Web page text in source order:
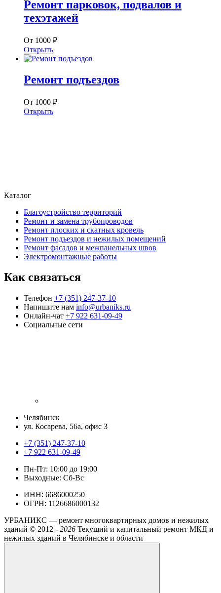
Ремонт парковок, подвалов и
техэтажей
От 1000 ₽
Открыть
Ремонт подъездов
От 1000 ₽
Открыть
Каталог
Благоустройство территорий
Ремонт и замена трубопроводов
Ремонт плоских и скатных кровель
Ремонт подъездов и нежилых помещений
Ремонт фасадов и межпанельных швов
Электромонтажные работы
Как связаться
Телефон +7 (351) 247-37-10
Напишите нам info@urbaniks.ru
Онлайн-чат +7 922 631-09-49
Социальные сети
Челябинск
ул. Косарева, 56а, офис 3
+7 (351) 247-37-10
+7 922 631-09-49
Пн-Пт: 10:00 до 19:00
Выходные: Сб-Вс
ИНН: 6686000250
ОГРН: 1126686000132
УРБАНИКС — ремонт многоквартирных домов и нежилых
зданий © 2012 - 2026 Текущий и капитальный ремонт МКД и
нежилых зданий в Челябинске и области